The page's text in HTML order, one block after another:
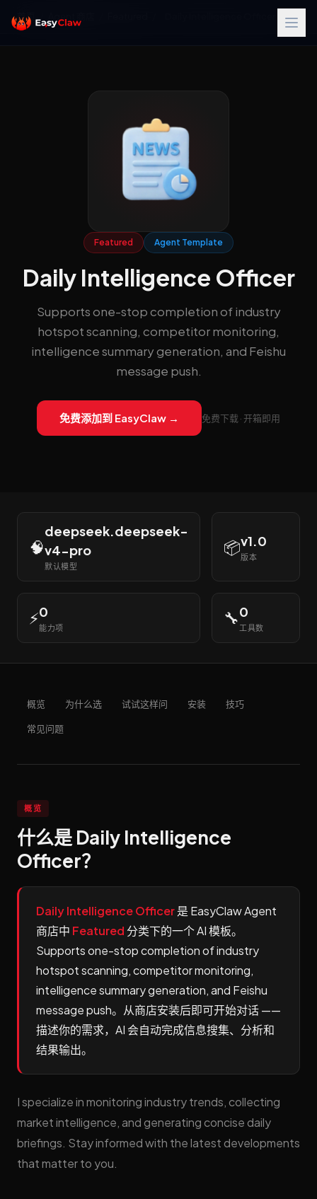
首页
Featured Agent Template
Daily Intelligence Officer
Supports one-stop completion of industry
hotspot scanning, competitor monitoring,
intelligence summary generation, and Feishu
message push.
免费添加到 EasyClaw → 免费下载 · 开箱即用
🧠
deepseek.deepseek-
v4-pro
默认模型
📦v1.0
版本
⚡0
能力项
🔧0
工具数
概览 为什么选 试试这样问 安装 技巧
常见问题
概览
什么是 Daily Intelligence
Officer？
Daily Intelligence Officer是 EasyClaw Agent
商店中 Featured 分类下的一个 AI 模板。
Supports one-stop completion of industry
hotspot scanning, competitor monitoring,
intelligence summary generation, and Feishu
message push。从商店安装后即可开始对话 ——
描述你的需求，AI 会自动完成信息搜集、分析和
结果输出。
I specialize in monitoring industry trends, collecting
market intelligence, and generating concise daily
briefings. Stay informed with the latest developments
that matter to you.